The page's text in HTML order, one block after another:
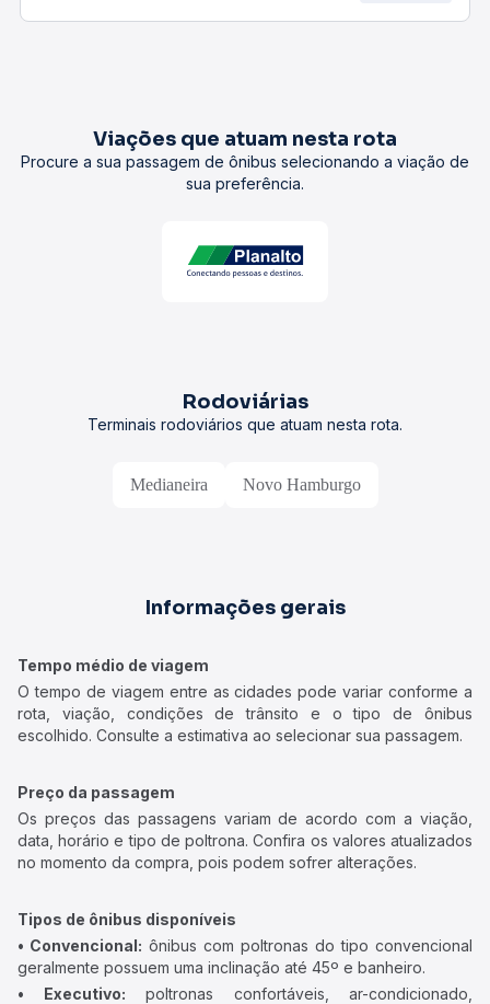
Viações que atuam nesta rota
Procure a sua passagem de ônibus selecionando a viação de
sua preferência.
Rodoviárias
Terminais rodoviários que atuam nesta rota.
Medianeira Novo Hamburgo
Informações gerais
Tempo médio de viagem
O tempo de viagem entre as cidades pode variar conforme a
rota, viação, condições de trânsito e o tipo de ônibus
escolhido. Consulte a estimativa ao selecionar sua passagem.
Preço da passagem
Os preços das passagens variam de acordo com a viação,
data, horário e tipo de poltrona. Confira os valores atualizados
no momento da compra, pois podem sofrer alterações.
Tipos de ônibus disponíveis
• Convencional: ônibus com poltronas do tipo convencional
geralmente possuem uma inclinação até 45º e banheiro.
• Executivo: poltronas confortáveis, ar-condicionado,